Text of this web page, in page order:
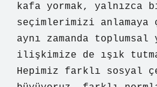
kafa yormak, yalnızca
seçimlerimizi anlamaya
aynı zamanda
ilişkimize de ışık
Hepimiz farklı sosyal